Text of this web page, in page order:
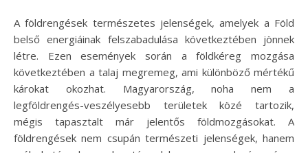
A földrengések természetes jelenségek, amelyek a Föld
belső energiáinak felszabadulása következtében jönnek
létre. Ezen események során a földkéreg mozgása
következtében a talaj megremeg, ami különböző mértékű
károkat okozhat. Magyarország, noha nem a
legföldrengés-veszélyesebb területek közé tartozik,
mégis tapasztalt már jelentős földmozgásokat. A
földrengések nem csupán természeti jelenségek, hanem